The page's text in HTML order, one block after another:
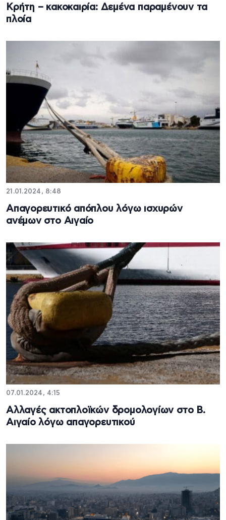
Κρήτη – κακοκαιρία: Δεμένα παραμένουν τα
πλοία
21.01.2024, 8:48
Απαγορευτικό απόπλου λόγω ισχυρών
ανέμων στο Αιγαίο
07.01.2024, 4:15
Αλλαγές ακτοπλοϊκών δρομολογίων στο Β.
Αιγαίο λόγω απαγορευτικού